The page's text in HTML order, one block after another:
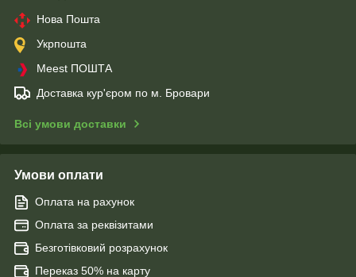
Нова Пошта
Укрпошта
Meest ПОШТА
Доставка кур'єром по м. Бровари
Всі умови доставки
Умови оплати
Оплата на рахунок
Оплата за реквізитами
Безготівковий розрахунок
Переказ 50% на карту